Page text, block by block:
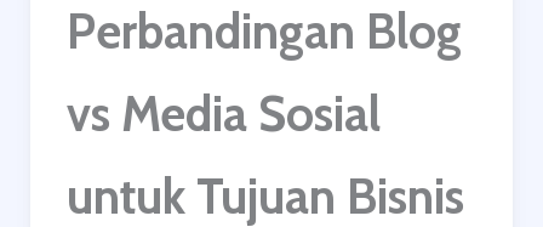
Perbandingan Blog
vs Media Sosial
untuk Tujuan Bisnis